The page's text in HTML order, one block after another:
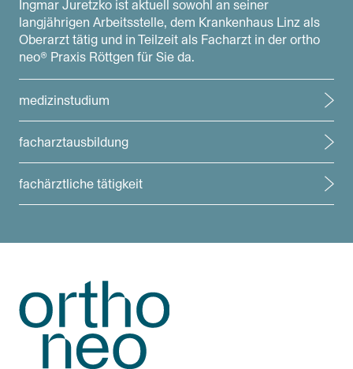
Ingmar Juretzko ist aktuell sowohl an seiner
langjährigen Arbeitsstelle, dem Krankenhaus Linz als
Oberarzt tätig und in Teilzeit als Facharzt in der ortho
neo® Praxis Röttgen für Sie da.
medizinstudium
facharztausbildung
fachärztliche tätigkeit